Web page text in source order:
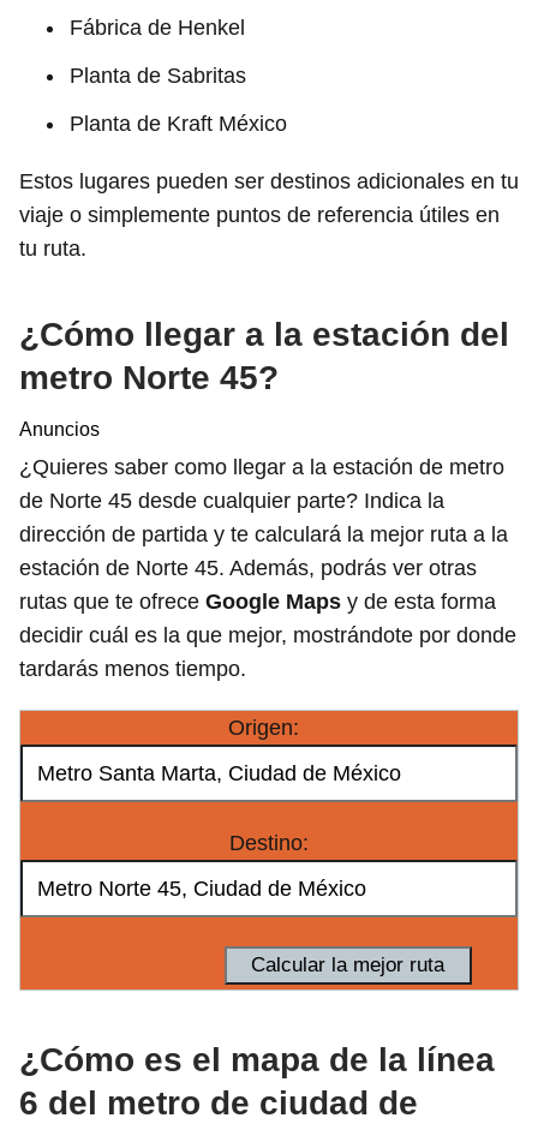
Fábrica de Henkel
Planta de Sabritas
Planta de Kraft México
Estos lugares pueden ser destinos adicionales en tu
viaje o simplemente puntos de referencia útiles en
tu ruta.
¿Cómo llegar a la estación del
metro Norte 45?
Anuncios
¿Quieres saber como llegar a la estación de metro
de Norte 45 desde cualquier parte? Indica la
dirección de partida y te calculará la mejor ruta a la
estación de Norte 45. Además, podrás ver otras
rutas que te ofrece Google Maps y de esta forma
decidir cuál es la que mejor, mostrándote por donde
tardarás menos tiempo.
Origen:
Destino:
¿Cómo es el mapa de la línea
6 del metro de ciudad de